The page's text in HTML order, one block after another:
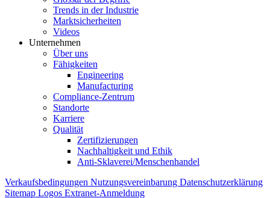
Trends in der Industrie
Marktsicherheiten
Videos
Unternehmen
Über uns
Fähigkeiten
Engineering
Manufacturing
Compliance-Zentrum
Standorte
Karriere
Qualität
Zertifizierungen
Nachhaltigkeit und Ethik
Anti-Sklaverei/Menschenhandel
Verkaufsbedingungen Nutzungsvereinbarung Datenschutzerklärung
Sitemap Logos Extranet-Anmeldung